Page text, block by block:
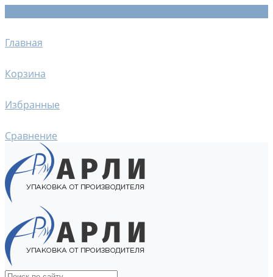
Главная
Корзина
Избранные
Сравнение